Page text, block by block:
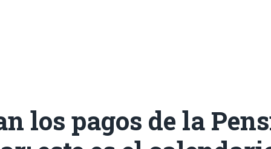
los pagos de la